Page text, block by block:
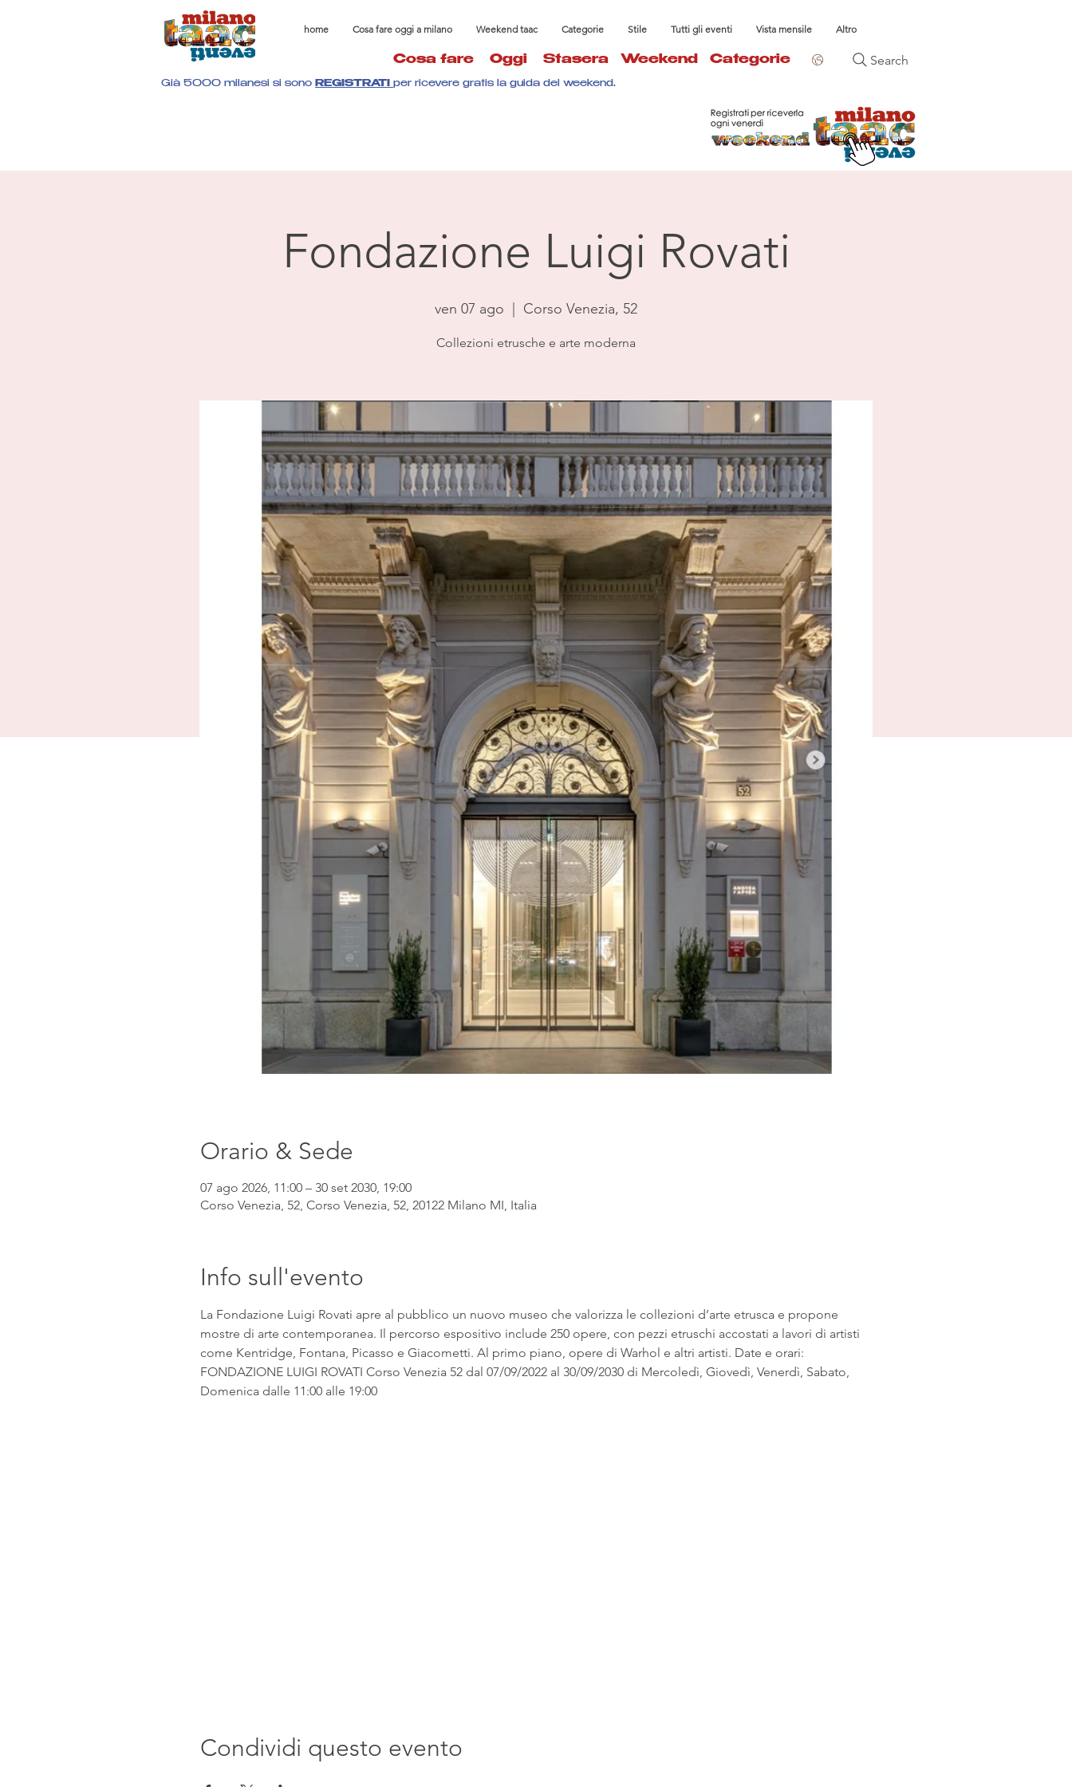
home Cosa fare oggi a milano Weekend taac Categorie Stile Tutti gli eventi Vista mensile Altro
Cosa fare Oggi Stasera Weekend Categorie Search
Già 5000 milanesi si sono REGISTRATI per ricevere gratis la guida del weekend.
Fondazione Luigi Rovati
ven 07 ago Corso Venezia, 52
Collezioni etrusche e arte moderna
Orario & Sede
07 ago 2026, 11:00 – 30 set 2030, 19:00
Corso Venezia, 52, Corso Venezia, 52, 20122 Milano MI, Italia
Info sull'evento
La Fondazione Luigi Rovati apre al pubblico un nuovo museo che valorizza le collezioni d’arte etrusca e propone
mostre di arte contemporanea. Il percorso espositivo include 250 opere, con pezzi etruschi accostati a lavori di artisti
come Kentridge, Fontana, Picasso e Giacometti. Al primo piano, opere di Warhol e altri artisti. Date e orari:
FONDAZIONE LUIGI ROVATI Corso Venezia 52 dal 07/09/2022 al 30/09/2030 di Mercoledì, Giovedì, Venerdì, Sabato,
Domenica dalle 11:00 alle 19:00
Condividi questo evento